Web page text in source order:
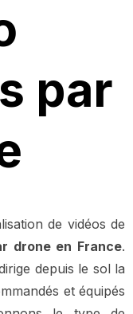
par
de vidéos de
drone en France.
depuis le sol la
et équipés